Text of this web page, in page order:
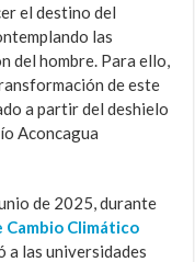
el destino del
las
del hombre. Para ello,
de este
a partir del deshielo
Aconcagua
de 2025, durante
Cambio Climático
a las universidades